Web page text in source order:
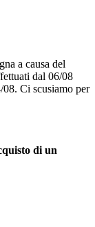
a causa del
dal 06/08
Ci scusiamo per
di un